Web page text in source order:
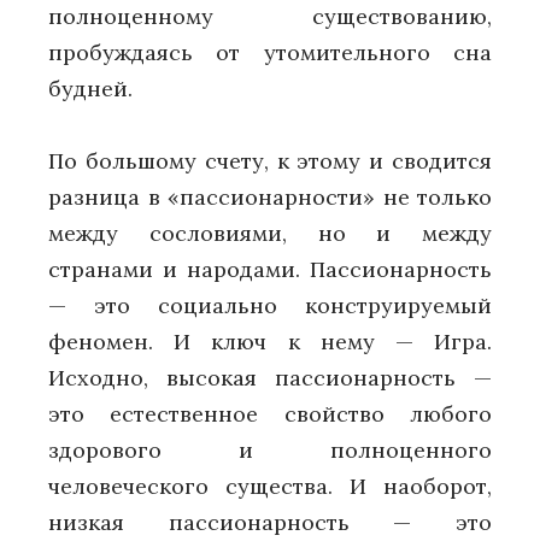
полноценному существованию,
пробуждаясь от утомительного сна
будней.
По большому счету, к этому и сводится
разница в «пассионарности» не только
между сословиями, но и между
странами и народами. Пассионарность
— это социально конструируемый
феномен. И ключ к нему — Игра.
Исходно, высокая пассионарность —
это естественное свойство любого
здорового и полноценного
человеческого существа. И наоборот,
низкая пассионарность — это